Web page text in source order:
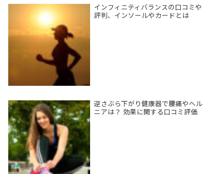
インフィニティバランスの口コミや
評判、インソールやカードとは
逆さぶら下がり健康器で腰痛やヘル
ニアは？ 効果に関する口コミ評価